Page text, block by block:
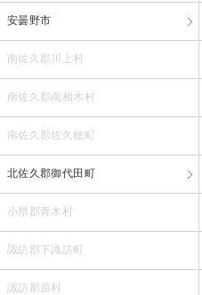
安曇野市
南佐久郡川上村
南佐久郡南相木村
南佐久郡佐久穂町
北佐久郡御代田町
小県郡青木村
諏訪郡下諏訪町
諏訪郡原村